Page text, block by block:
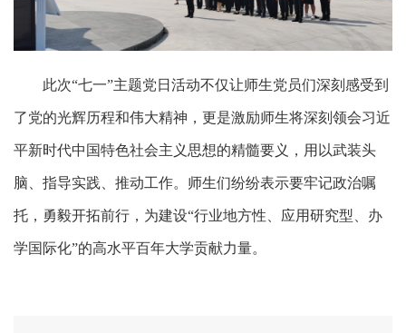
此次“七一”主题党日活动不仅让师生党员们深刻感受到
了党的光辉历程和伟大精神， 更是激励师生将深刻领会习近
平新时代中国特色社会主义思想的精髓要义，用以武装头
脑、指导实践、推动工作。师生们纷纷表示要牢记政治嘱
托，勇毅开拓前行，为建设“行业地方性、应用研究型、办
学国际化”的高水平百年大学贡献力量。